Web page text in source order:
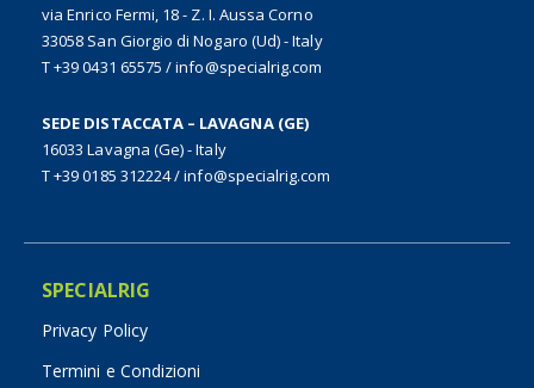
via Enrico Fermi, 18 - Z. I. Aussa Corno
33058 San Giorgio di Nogaro (Ud) - Italy
T +39 0431 65575 /info@specialrig.com
SEDE DISTACCATA – LAVAGNA (GE)
16033 Lavagna (Ge) - Italy
T +39 0185 312224/info@specialrig.com
SPECIALRIG
Privacy Policy
Termini e Condizioni